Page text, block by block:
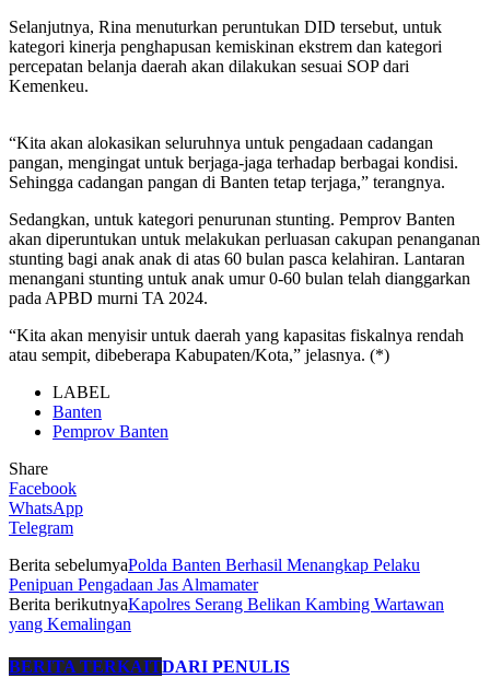
Selanjutnya, Rina menuturkan peruntukan DID tersebut, untuk
kategori kinerja penghapusan kemiskinan ekstrem dan kategori
percepatan belanja daerah akan dilakukan sesuai SOP dari
Kemenkeu.
“Kita akan alokasikan seluruhnya untuk pengadaan cadangan
pangan, mengingat untuk berjaga-jaga terhadap berbagai kondisi.
Sehingga cadangan pangan di Banten tetap terjaga,” terangnya.
Sedangkan, untuk kategori penurunan stunting. Pemprov Banten
akan diperuntukan untuk melakukan perluasan cakupan penanganan
stunting bagi anak anak di atas 60 bulan pasca kelahiran. Lantaran
menangani stunting untuk anak umur 0-60 bulan telah dianggarkan
pada APBD murni TA 2024.
“Kita akan menyisir untuk daerah yang kapasitas fiskalnya rendah
atau sempit, dibeberapa Kabupaten/Kota,” jelasnya. (*)
LABEL
Banten
Pemprov Banten
Share
Facebook
WhatsApp
Telegram
Berita sebelumyaPolda Banten Berhasil Menangkap Pelaku
Penipuan Pengadaan Jas Almamater
Berita berikutnyaKapolres Serang Belikan Kambing Wartawan
yang Kemalingan
BERITA TERKAITDARI PENULIS